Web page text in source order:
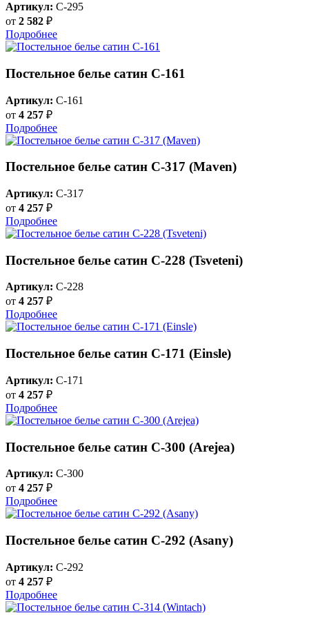
Артикул: C-295
от 2 582 ₽
Подробнее
Постельное белье сатин С-161
Артикул: C-161
от 4 257 ₽
Подробнее
Постельное белье сатин С-317 (Maven)
Артикул: C-317
от 4 257 ₽
Подробнее
Постельное белье сатин С-228 (Tsveteni)
Артикул: C-228
от 4 257 ₽
Подробнее
Постельное белье сатин С-171 (Einsle)
Артикул: C-171
от 4 257 ₽
Подробнее
Постельное белье сатин С-300 (Arejea)
Артикул: C-300
от 4 257 ₽
Подробнее
Постельное белье сатин С-292 (Asany)
Артикул: C-292
от 4 257 ₽
Подробнее